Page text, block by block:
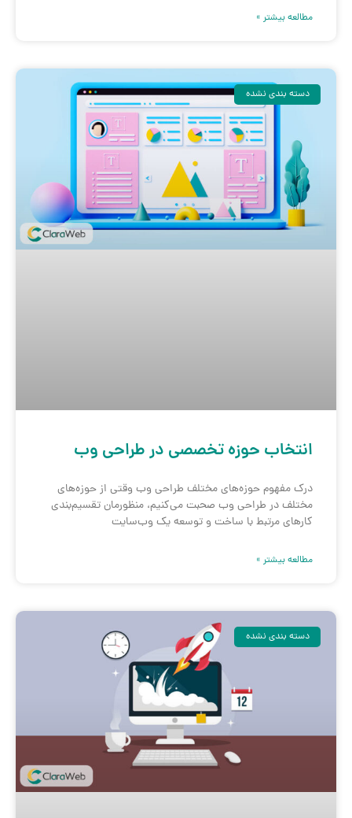
مطالعه بیشتر »
دسته بندی نشده
انتخاب حوزه تخصصی در طراحی وب
درک مفهوم حوزه‌های مختلف طراحی وب وقتی از حوزه‌های
مختلف در طراحی وب صحبت می‌کنیم، منظورمان تقسیم‌بندی
کارهای مرتبط با ساخت و توسعه یک وب‌سایت
مطالعه بیشتر »
دسته بندی نشده